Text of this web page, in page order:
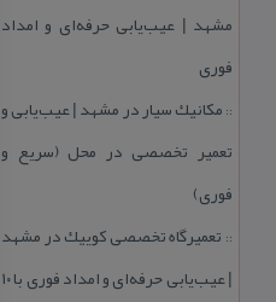
مشهد | عیب‌یابی حرفه‌ای و امداد
فوری
:: مكانیك سیار در مشهد | عیب‌یابی و
تعمیر تخصصی در محل (سریع و
فوری)
:: تعمیرگاه تخصصی كوییك در مشهد
| عیب‌یابی حرفه‌ای و امداد فوری با ۱۰